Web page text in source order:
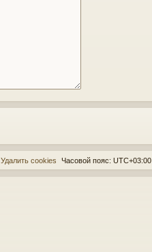
Часовой пояс: UTC+03:00
Удалить cookies